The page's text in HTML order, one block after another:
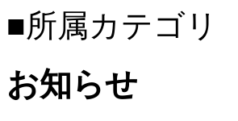
■所属カテゴリ
お知らせ